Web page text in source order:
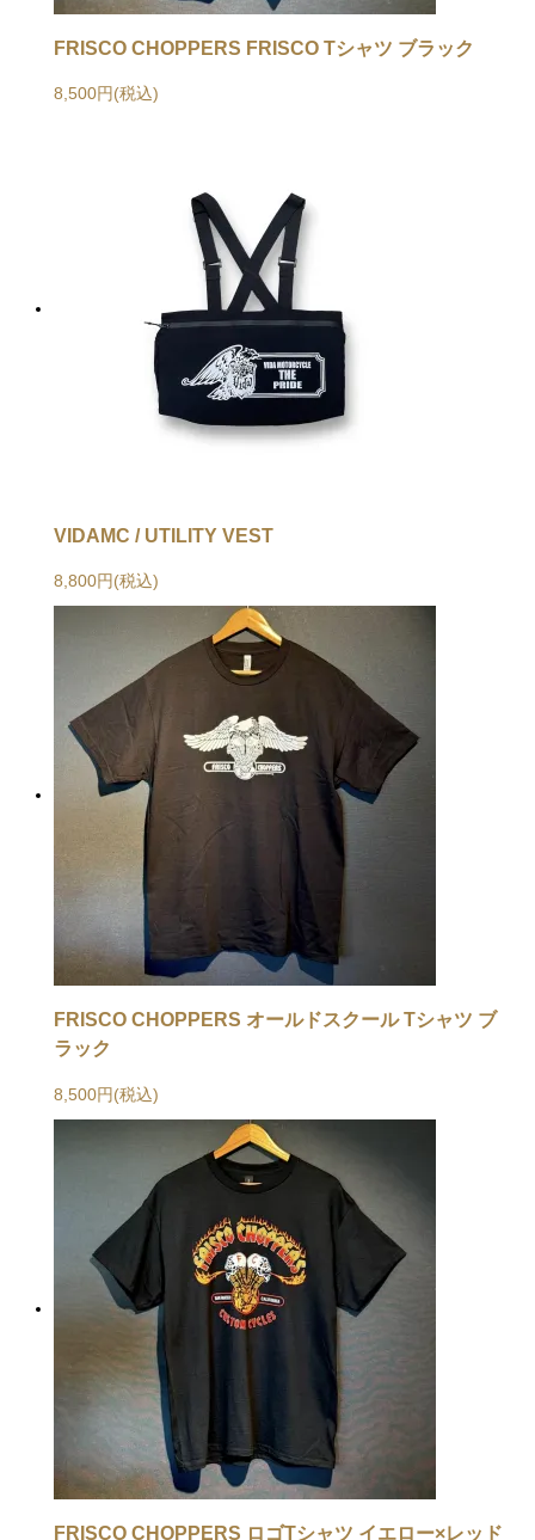
FRISCO CHOPPERS FRISCO Tシャツ ブラック
8,500円(税込)
VIDAMC / UTILITY VEST
8,800円(税込)
FRISCO CHOPPERS オールドスクール Tシャツ ブ
ラック
8,500円(税込)
FRISCO CHOPPERS ロゴTシャツ イエロー×レッド